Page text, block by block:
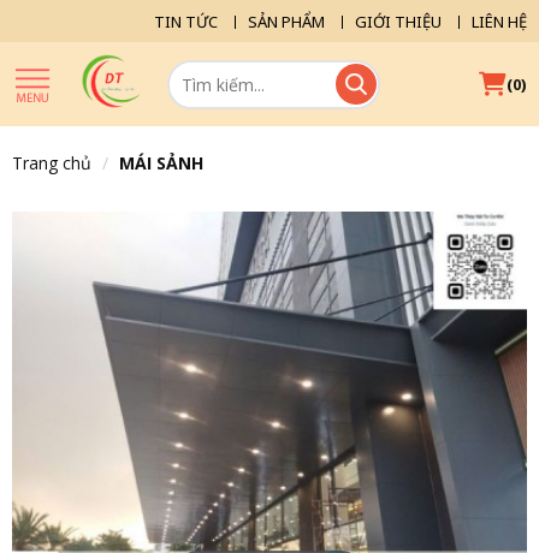
TIN TỨC SẢN PHẨM GIỚI THIỆU LIÊN HỆ
(0)
Trang chủ MÁI SẢNH